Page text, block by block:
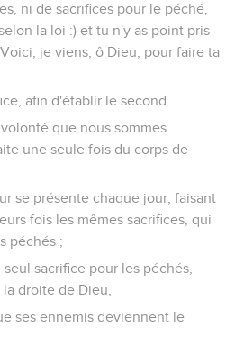
ni de sacrifices pour le péché,
la loi :) et tu n'y as point pris
je viens, ô Dieu, pour faire ta
afin d'établir le second.
que nous sommes
une seule fois du corps de
se présente chaque jour, faisant
fois les mêmes sacrifices, qui
péchés ;
sacrifice pour les péchés,
droite de Dieu,
ses ennemis deviennent le